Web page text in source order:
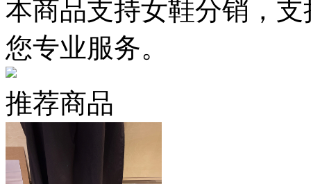
本商品支持女鞋分销，
您专业服务。
推荐商品